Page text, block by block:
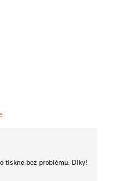
tiskne bez problému. Díky!